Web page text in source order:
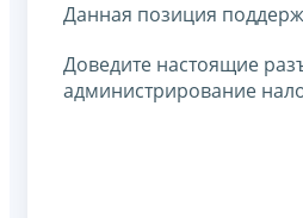
Данная позиция
Доведите настоящие
администрирование